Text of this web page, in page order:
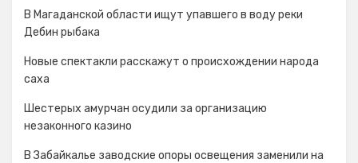
В Магаданской области ищут упавшего в воду реки
Дебин рыбака
Новые спектакли расскажут о происхождении народа
cаха
Шестерых амурчан осудили за организацию
незаконного казино
В Забайкалье заводские опоры освещения заменили на